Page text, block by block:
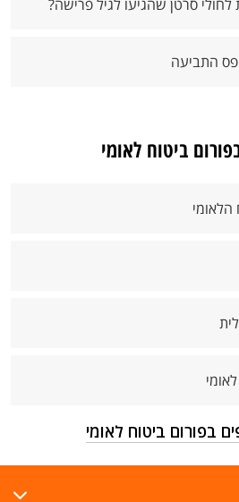
לחולי סרטן שהגיעו לגיל פרישה?
התביעה
ביטוח לאומי
הלאומי
בפורום ביטוח לאומי